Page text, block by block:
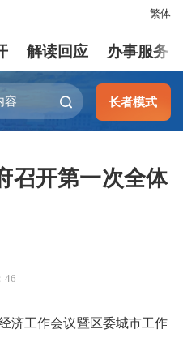
繁体
解读回应 办事服务
长者模式
召开第一次全体
46
工作会议暨区委城市工作